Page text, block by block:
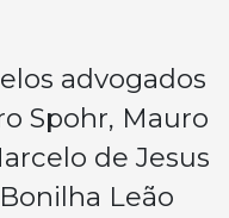
advogados
Spohr, Mauro
de Jesus
Leão